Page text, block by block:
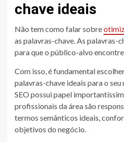
chave ideais
Não tem como falar sobre
as palavras-chave. As palavras-
para que o público-alvo
Com isso, é fundamental
palavras-chave ideais para o
SEO possui papel
profissionais da área são
termos semânticos ideais,
objetivos do negócio.